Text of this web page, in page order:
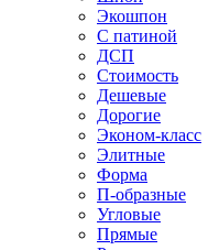
Экошпон
С патиной
ДСП
Стоимость
Дешевые
Дорогие
Эконом-класс
Элитные
Форма
П-образные
Угловые
Прямые